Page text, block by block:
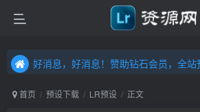
好消息，好消息！赞助钻石会员，全站预设免费下载，永久钻石会员，”送“万元超值资源，
好消息，好消息！赞助钻石会员，全站预设免费下载，永久钻石会员，”送“万元超值资源，
首页 预设下载 LR预设 正文